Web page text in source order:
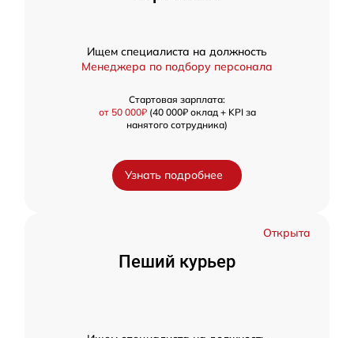
Ищем специалиста на должность
Менеджера по подбору персонала
Стартовая зарплата:
от 50 000₽(40 000₽ оклад + KPI за
нанятого сотрудника)
Узнать подробнее
Открыта
Пеший курьер